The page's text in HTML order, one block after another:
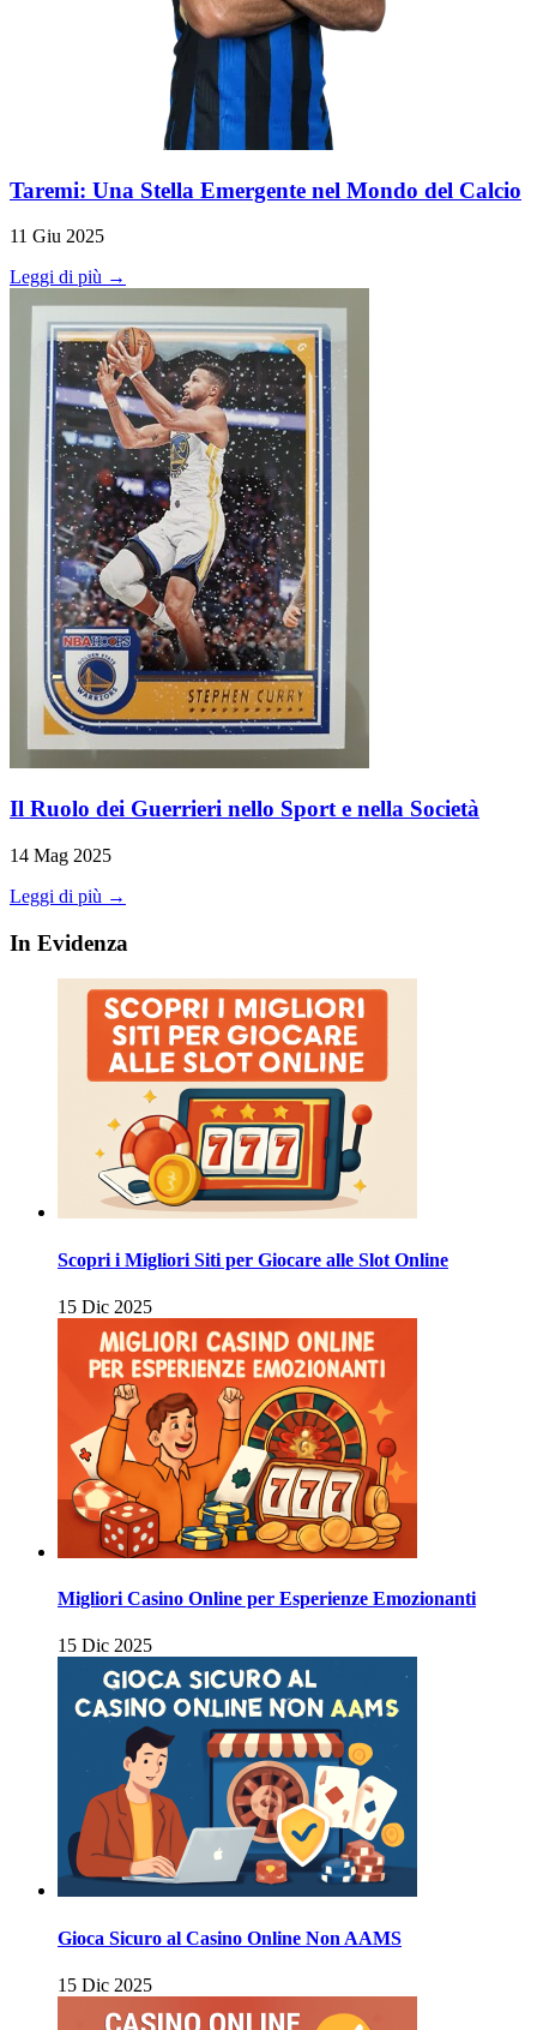
Taremi: Una Stella Emergente nel Mondo del Calcio
11 Giu 2025
Leggi di più →
Il Ruolo dei Guerrieri nello Sport e nella Società
14 Mag 2025
Leggi di più →
In Evidenza
Scopri i Migliori Siti per Giocare alle Slot Online
15 Dic 2025
Migliori Casino Online per Esperienze Emozionanti
15 Dic 2025
Gioca Sicuro al Casino Online Non AAMS
15 Dic 2025